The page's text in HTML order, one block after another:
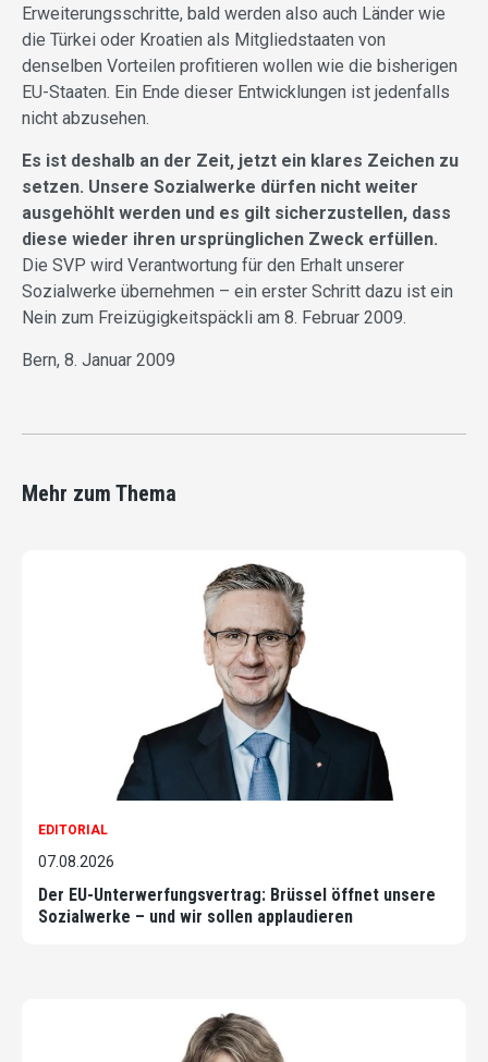
Erweiterungsschritte, bald werden also auch Länder wie
die Türkei oder Kroatien als Mitgliedstaaten von
denselben Vorteilen profitieren wollen wie die bisherigen
EU-Staaten. Ein Ende dieser Entwicklungen ist jedenfalls
nicht abzusehen.
Es ist deshalb an der Zeit, jetzt ein klares Zeichen zu
setzen. Unsere Sozialwerke dürfen nicht weiter
ausgehöhlt werden und es gilt sicherzustellen, dass
diese wieder ihren ursprünglichen Zweck erfüllen.
Die SVP wird Verantwortung für den Erhalt unserer
Sozialwerke übernehmen – ein erster Schritt dazu ist ein
Nein zum Freizügigkeitspäckli am 8. Februar 2009.
Bern, 8. Januar 2009
Mehr zum Thema
EDITORIAL
07.08.2026
Der EU-Unterwerfungsvertrag: Brüssel öffnet unsere
Sozialwerke – und wir sollen applaudieren